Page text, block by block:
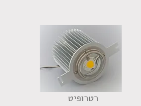
רטרופיט